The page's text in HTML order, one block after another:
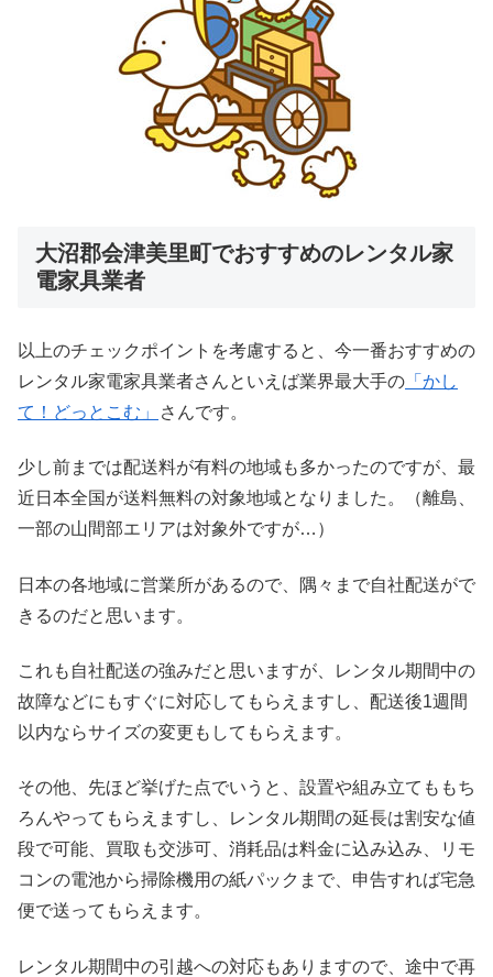
大沼郡会津美里町でおすすめのレンタル家
電家具業者
以上のチェックポイントを考慮すると、今一番おすすめの
レンタル家電家具業者さんといえば業界最大手の 「かし
て！どっとこむ」
さんです。
少し前までは配送料が有料の地域も多かったのですが、最
近日本全国が送料無料の対象地域となりました。（離島、
一部の山間部エリアは対象外ですが…）
日本の各地域に営業所があるので、隅々まで自社配送がで
きるのだと思います。
これも自社配送の強みだと思いますが、レンタル期間中の
故障などにもすぐに対応してもらえますし、配送後1週間
以内ならサイズの変更もしてもらえます。
その他、先ほど挙げた点でいうと、設置や組み立てももち
ろんやってもらえますし、レンタル期間の延長は割安な値
段で可能、買取も交渉可、消耗品は料金に込み込み、リモ
コンの電池から掃除機用の紙パックまで、申告すれば宅急
便で送ってもらえます。
レンタル期間中の引越への対応もありますので、途中で再